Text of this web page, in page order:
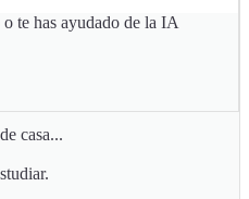
te has ayudado de la IA
casa...